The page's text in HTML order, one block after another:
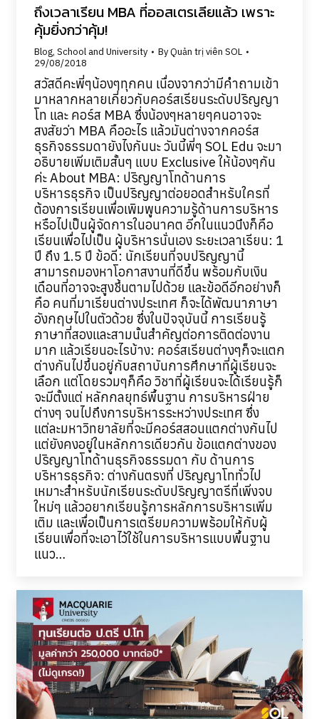
ถึงเวลาเรียน MBA ที่ออสเตรเลียแล้ว เพราะ
คุ้มยิ่งกว่าคุ้ม!
Blog, School and University ByQuản trị viên SOL
29/08/2018
สวัสดีคะพี่ๆน้องๆทุกคน เนื่องจากว่ามีคำถามเข้า
มาหลากหลายเกี่ยวกับคอร์สเรียนระดับปริญญา
โท และ คอร์ส MBA ซึ่งน้องๆหลายๆคนอาจจะ
สงสัยว่า MBA คืออะไร แล้วมันต่างจากคอร์ส
ธุรกิจธรรมดายังไงกันนะ วันนี้พี่ๆ SOL Edu จะมา
อธิบายเพิ่มเติมสั้นๆ แบบ Exclusive ให้น้องๆกัน
ค่ะ About MBA: ปริญญาโทด้านการ
บริหารธุรกิจ เป็นปริญญาต่อยอดสำหรับใครที่
ต้องการเรียนเพื่อเพิมพูนความรู้ด้านการบริหาร
หรือไปเป็นผู้จัดการในอนาคต อีกในแนวนึงก็คือ
เรียนเพื่อไปเป็น ผู้บริหารนั่นเอง ระยะเวลาเรียน: 1
ปี ถึง 1.5 ปี ข้อดี: นักเรียนที่จบปริญญานี้
สามารถมองหาโอกาสงานที่ดีขึ้น พร้อมกับเงิน
เดือนที่อาจจะสูงชึ้นตามไปด้วย และข้อดีอีกอย่างก็
คือ คนที่มาเรียนต่างประเทศ ก็จะได้พัฒนาภาษา
อังกฤษไปในตัวด้วย ซึ่งในปัจจุบันนี้ การเรียนรู้
ภาษาที่สองและสามนั้นสำคัญต่อการติดต่องาน
มาก แล้วเรียนอะไรบ้าง: คอร์สเรียนต่างๆก็จะแตก
ต่างกันไปขึ้นอยู่กับสถาบันการศึกษาที่ผู้เรียนจะ
เลือก แต่โดยรวมๆก็คือ วิชาที่ผู้เรียนจะได้เรียนรู้ก็
จะมีตั้งแต่ หลักกลยุทธ์พื้นฐาน การบริหารฝ่าย
ต่างๆ จนไปถึงการบริหารระหว่างประเทศ ซึ่ง
แต่ละมหาวิทยาลัยที่จะมีคอร์สสอนแตกต่างกันไป
แต่ยังคงอยู่ในหลักการเดียวกัน ข้อแตกต่างของ
ปริญญาโทด้านธุรกิจธรรมดา กับ ด้านการ
บริหารธุรกิจ: ต่างกันตรงที่ ปริญญาโททั่วไป
เหมาะสำหรับนักเรียนระดับปริญญาตรีที่เพิ่งจบ
ใหม่ๆ แล้วอยากเรียนรู้การหลักการบริหารเพิ่ม
เติม และเพื่อเป็นการเตรียมความพร้อมให้กับผู้
เรียนเพื่อที่จะเอาไว้ใช้ในการบริหารแบบพื้นฐาน
แนว…